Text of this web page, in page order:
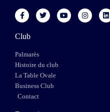
Club
Palmarès
Histoire du club
La Table Ovale
Business Club
Contact